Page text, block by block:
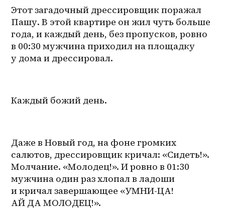
Этот загадочный дрессировщик поражал
Пашу. В этой квартире он жил чуть больше
года, и каждый день, без пропусков, ровно
в 00:30 мужчина приходил на площадку
у дома и дрессировал.
Каждый божий день.
Даже в Новый год, на фоне громких
салютов, дрессировщик кричал: «Сидеть!».
Молчание. «Молодец!». И ровно в 01:30
мужчина один раз хлопал в ладоши
и кричал завершающее «УМНИ-ЦА!
АЙ ДА МОЛОДЕЦ!».